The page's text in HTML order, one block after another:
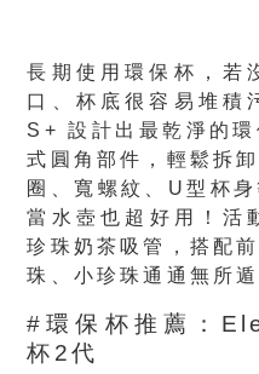
長期使用環保杯，若
口、杯底很容易堆積
S+ 設計出最乾淨的
式圓角部件，輕鬆拆
圈、寬螺紋、U型杯
當水壺也超好用！
珍珠奶茶吸管，搭配
珠、小珍珠通通無所遁
#環保杯推薦：
杯2代